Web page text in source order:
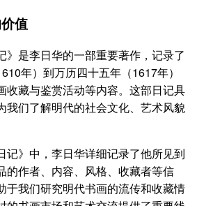
值
是李日华的一部重要著作，记录了
年）到万历四十五年（1617年）
收藏与鉴赏活动等内容。这部日记具
我们了解明代的社会文化、艺术风貌
》中，李日华详细记录了他所见到
的作者、内容、风格、收藏者等信
于我们研究明代书画的流传和收藏情